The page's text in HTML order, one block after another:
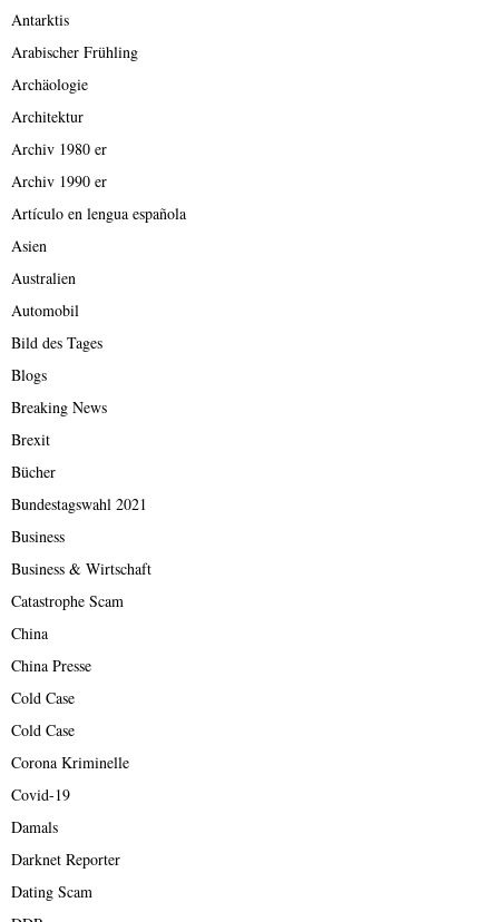
Antarktis
Arabischer Frühling
Archäologie
Architektur
Archiv 1980 er
Archiv 1990 er
Artículo en lengua española
Asien
Australien
Automobil
Bild des Tages
Blogs
Breaking News
Brexit
Bücher
Bundestagswahl 2021
Business
Business & Wirtschaft
Catastrophe Scam
China
China Presse
Cold Case
Cold Case
Corona Kriminelle
Covid-19
Damals
Darknet Reporter
Dating Scam